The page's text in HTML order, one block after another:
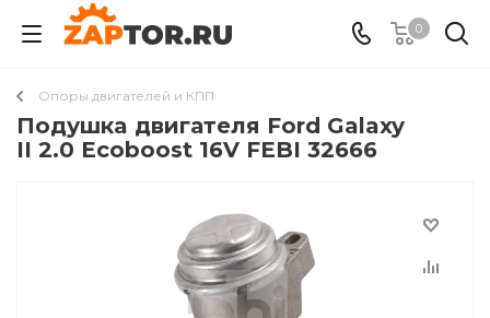
0
Опоры двигателей и КПП
Подушкa двигателя Ford Galaxy
II 2.0 Ecoboost 16V FEBI 32666